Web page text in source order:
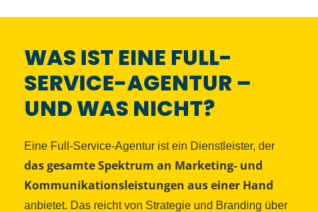
WAS IST EINE FULL-
SERVICE-AGENTUR –
UND WAS NICHT?
Eine Full-Service-Agentur ist ein Dienstleister, der
das gesamte Spektrum an Marketing- und
Kommunikationsleistungen aus einer Hand
anbietet. Das reicht von Strategie und Branding über